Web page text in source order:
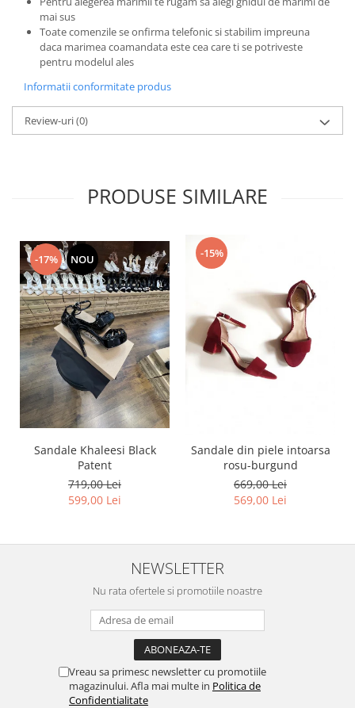
mai sus
Toate comenzile se onfirma telefonic si stabilim impreuna
daca marimea coamandata este cea care ti se potriveste
pentru modelul ales
Informatii conformitate produs
Review-uri(0)
PRODUSE SIMILARE
-17% NOU
Sandale Khaleesi Black
Patent
719,00 Lei
599,00 Lei
-15%
Sandale din piele intoarsa
rosu-burgund
669,00 Lei
569,00 Lei
NEWSLETTER
Nu rata ofertele si promotiile noastre
Vreau sa primesc newsletter cu promotiile
magazinului. Afla mai multe in Politica de
Confidentialitate